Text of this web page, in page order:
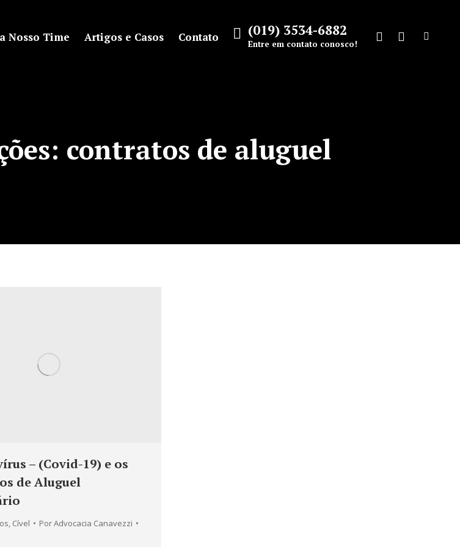
Nosso Time Artigos e Casos Contato (019) 3534-6882
Entre em contato conosco!
FacebookInstagram
Search:
contratos de aluguel
– (Covid-19) e os
de Aluguel
, Cível PorAdvocacia Canavezzi